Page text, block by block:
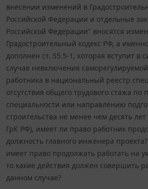
внесении изменений в
Российской Федерации и отдельные
Российской Федерации" вносятся
Градостроительный кодекс РФ, а
дополнен ст. 55.5-1, которая вступит в
случае невключения
работника в национальный реестр
отсутствия общего трудового стажа по
специальности или направлению
строительства не менее чем десять лет
ГрК РФ), имеет ли право работник
должность главного инженера
имеет право продолжать работать на
то какие действия должен совершить
данном случае?